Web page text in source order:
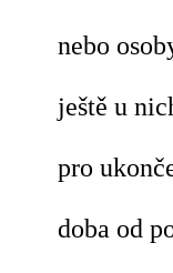
nebo
ještě u
pro
doba od